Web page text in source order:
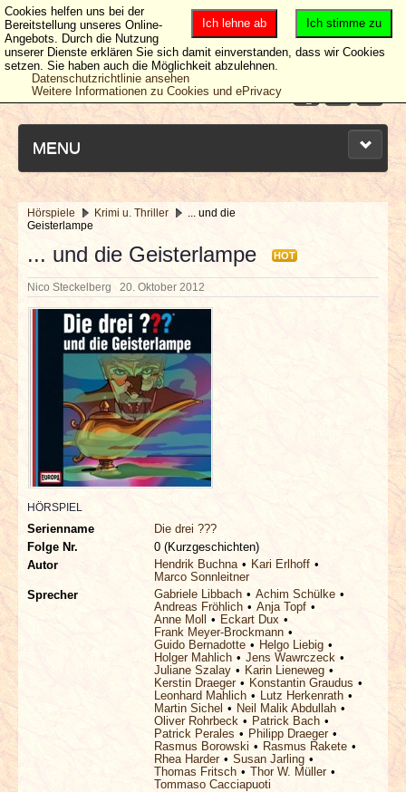
MENU
NEUESTE ARTIKEL
NEWS & DATES
BERICHTE
VERLOSUNGEN
INTERVIEWS
SPECIALS
REDAKTION
LINKS
ARCHIV
Hörspiele Krimi u. Thriller
... und die
Geisterlampe
... und die Geisterlampe HOT
Nico Steckelberg 20. Oktober 2012
HÖRSPIEL
Serienname
Die drei ???
Folge Nr.
0 (Kurzgeschichten)
Autor
Hendrik Buchna
Kari Erlhoff
Marco Sonnleitner
Sprecher
Gabriele Libbach
Achim Schülke
Andreas Fröhlich
Anja Topf
Anne Moll
Eckart Dux
Frank Meyer-Brockmann
Guido Bernadotte
Helgo Liebig
Holger Mahlich
Jens Wawrczeck
Juliane Szalay
Karin Lieneweg
Kerstin Draeger
Konstantin Graudus
Leonhard Mahlich
Lutz Herkenrath
Martin Sichel
Neil Malik Abdullah
Oliver Rohrbeck
Patrick Bach
Patrick Perales
Philipp Draeger
Rasmus Borowski
Rasmus Rakete
Rhea Harder
Susan Jarling
Thomas Fritsch
Thor W. Müller
Tommaso Cacciapuoti
Ich stimme zu
Ich lehne ab
Cookies helfen uns bei der
Bereitstellung unseres Online-
Angebots. Durch die Nutzung
unserer Dienste erklären Sie sich damit einverstanden, dass wir Cookies
setzen. Sie haben auch die Möglichkeit abzulehnen.
Datenschutzrichtlinie ansehen
Weitere Informationen zu Cookies und ePrivacy